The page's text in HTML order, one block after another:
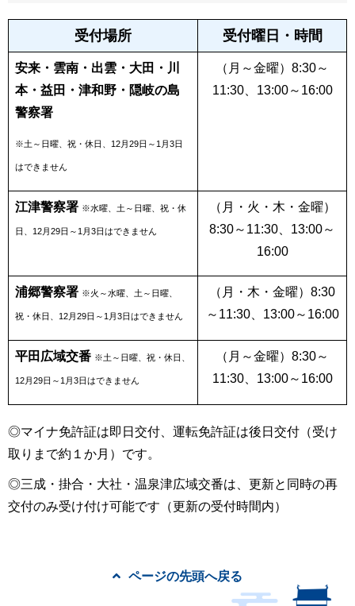
警察署再交付受付時間
受付場所 受付曜日・時間
安来・雲南・出雲・大田・川
本・益田・津和野・隠岐の島
警察署
※土～日曜、祝・休日、12月29日～1月3日
はできません
（月～金曜）8:30～
11:30、13:00～16:00
江津警察署 ※水曜、土～日曜、祝・休
日、12月29日～1月3日はできません
（月・火・木・金曜）
8:30～11:30、13:00～
16:00
浦郷警察署 ※火～水曜、土～日曜、
祝・休日、12月29日～1月3日はできません
（月・木・金曜）8:30
～11:30、13:00～16:00
平田広域交番 ※土～日曜、祝・休日、
12月29日～1月3日はできません
（月～金曜）8:30～
11:30、13:00～16:00
◎マイナ免許証は即日交付、運転免許証は後日交付（受け
取りまで約１か月）です。
◎三成・掛合・大社・温泉津広域交番は、更新と同時の再
交付のみ受け付け可能です（更新の受付時間内）
ページの先頭へ戻る